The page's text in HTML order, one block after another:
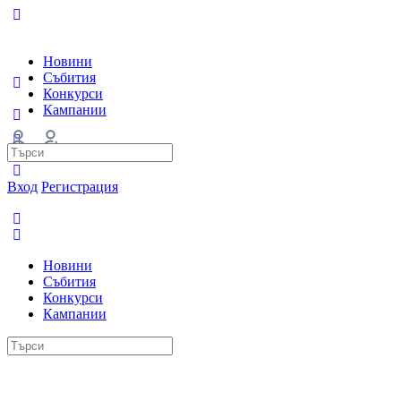
Новини
Събития
Конкурси
Кампании
Вход Регистрация
Search
for:
Новини
Събития
Конкурси
Кампании
Search
for: